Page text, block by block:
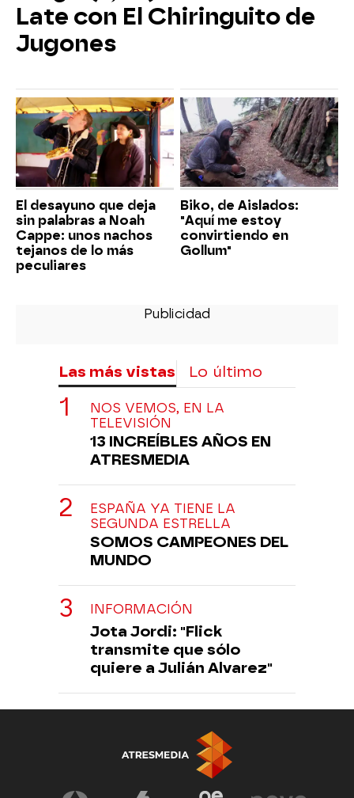
Late con El Chiringuito de
Jugones
El desayuno que deja
sin palabras a Noah
Cappe: unos nachos
tejanos de lo más
peculiares
Biko, de Aislados:
"Aquí me estoy
convirtiendo en
Gollum"
Las más vistas Lo último
NOS VEMOS, EN LA
TELEVISIÓN
13 INCREÍBLES AÑOS EN
ATRESMEDIA
ESPAÑA YA TIENE LA
SEGUNDA ESTRELLA
SOMOS CAMPEONES DEL
MUNDO
INFORMACIÓN
Jota Jordi: "Flick
transmite que sólo
quiere a Julián Alvarez"